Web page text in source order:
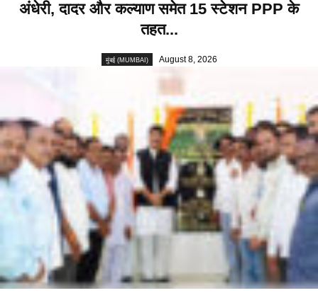
अंधेरी, दादर और कल्याण समेत 15 स्टेशन PPP के
तहत...
मुंबई (MUMBAI) August 8, 2026